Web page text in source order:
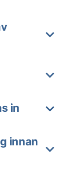
in
innan